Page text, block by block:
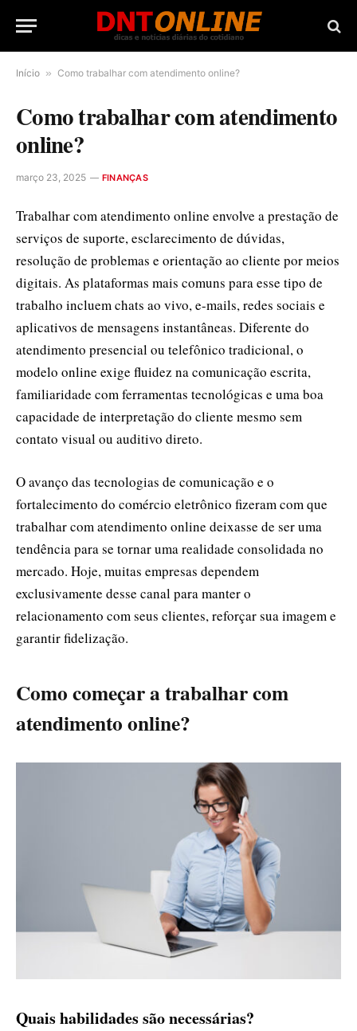
Início » Como trabalhar com atendimento online?
Como trabalhar com atendimento
online?
março 23, 2025 FINANÇAS
Trabalhar com atendimento online envolve a prestação de
serviços de suporte, esclarecimento de dúvidas,
resolução de problemas e orientação ao cliente por meios
digitais. As plataformas mais comuns para esse tipo de
trabalho incluem chats ao vivo, e-mails, redes sociais e
aplicativos de mensagens instantâneas. Diferente do
atendimento presencial ou telefônico tradicional, o
modelo online exige fluidez na comunicação escrita,
familiaridade com ferramentas tecnológicas e uma boa
capacidade de interpretação do cliente mesmo sem
contato visual ou auditivo direto.
O avanço das tecnologias de comunicação e o
fortalecimento do comércio eletrônico fizeram com que
trabalhar com atendimento online deixasse de ser uma
tendência para se tornar uma realidade consolidada no
mercado. Hoje, muitas empresas dependem
exclusivamente desse canal para manter o
relacionamento com seus clientes, reforçar sua imagem e
garantir fidelização.
Como começar a trabalhar com
atendimento online?
Quais habilidades são necessárias?